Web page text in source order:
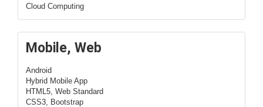
Cloud Computing
Mobile, Web
Android
Hybrid Mobile App
HTML5, Web Standard
CSS3, Bootstrap